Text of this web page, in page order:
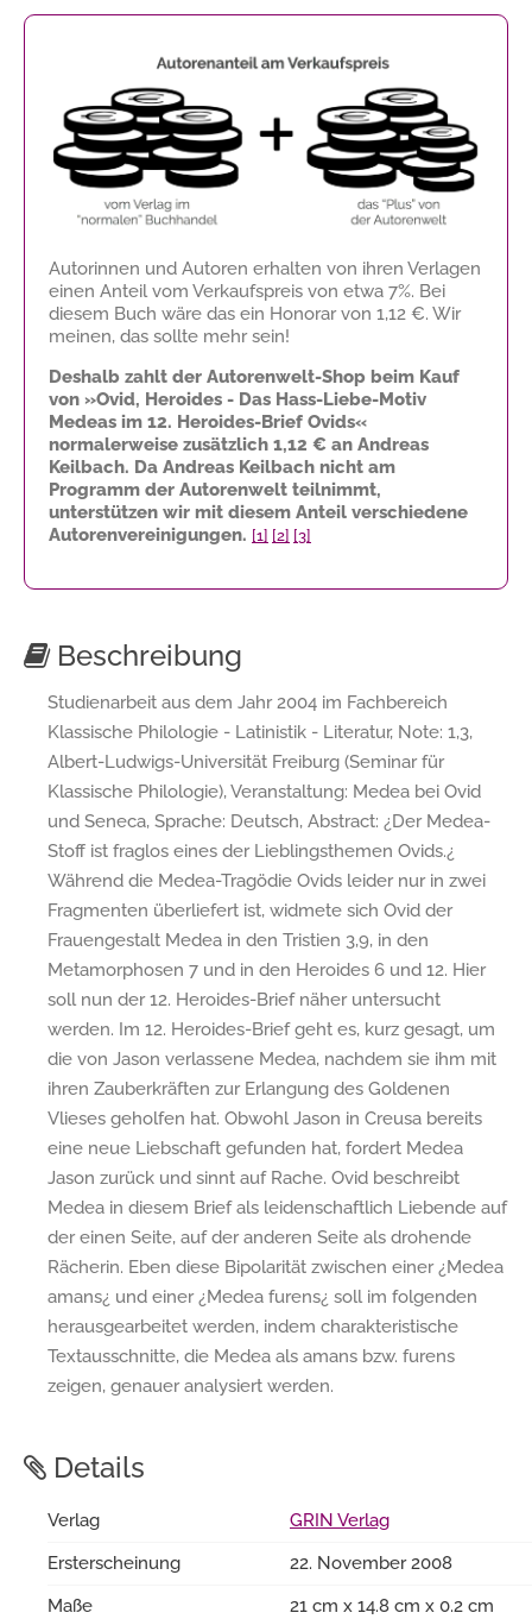
Autorinnen und Autoren erhalten von ihren Verlagen
einen Anteil vom Verkaufspreis von etwa 7%. Bei
diesem Buch wäre das ein Honorar von 1,12 €. Wir
meinen, das sollte mehr sein!
Deshalb zahlt der Autorenwelt-Shop beim Kauf
von »Ovid, Heroides - Das Hass-Liebe-Motiv
Medeas im 12. Heroides-Brief Ovids«
normalerweise zusätzlich 1,12 € an Andreas
Keilbach. Da Andreas Keilbach nicht am
Programm der Autorenwelt teilnimmt,
unterstützen wir mit diesem Anteil verschiedene
Autorenvereinigungen. [1] [2] [3]
Beschreibung
Studienarbeit aus dem Jahr 2004 im Fachbereich
Klassische Philologie - Latinistik - Literatur, Note: 1,3,
Albert-Ludwigs-Universität Freiburg (Seminar für
Klassische Philologie), Veranstaltung: Medea bei Ovid
und Seneca, Sprache: Deutsch, Abstract: ¿Der Medea-
Stoff ist fraglos eines der Lieblingsthemen Ovids.¿
Während die Medea-Tragödie Ovids leider nur in zwei
Fragmenten überliefert ist, widmete sich Ovid der
Frauengestalt Medea in den Tristien 3,9, in den
Metamorphosen 7 und in den Heroides 6 und 12. Hier
soll nun der 12. Heroides-Brief näher untersucht
werden. Im 12. Heroides-Brief geht es, kurz gesagt, um
die von Jason verlassene Medea, nachdem sie ihm mit
ihren Zauberkräften zur Erlangung des Goldenen
Vlieses geholfen hat. Obwohl Jason in Creusa bereits
eine neue Liebschaft gefunden hat, fordert Medea
Jason zurück und sinnt auf Rache. Ovid beschreibt
Medea in diesem Brief als leidenschaftlich Liebende auf
der einen Seite, auf der anderen Seite als drohende
Rächerin. Eben diese Bipolarität zwischen einer ¿Medea
amans¿ und einer ¿Medea furens¿ soll im folgenden
herausgearbeitet werden, indem charakteristische
Textausschnitte, die Medea als amans bzw. furens
zeigen, genauer analysiert werden.
Details
Verlag
GRIN Verlag
Ersterscheinung
22. November 2008
Maße
21 cm x 14.8 cm x 0.2 cm